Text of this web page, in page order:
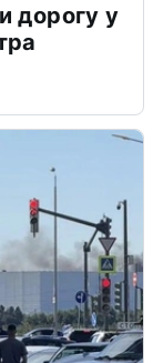
дорогу у